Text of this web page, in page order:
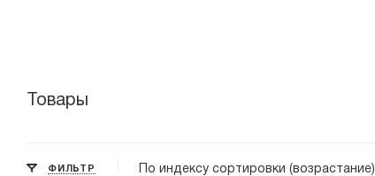
Товары
ФИЛЬТР По индексу сортировки (возрастание)